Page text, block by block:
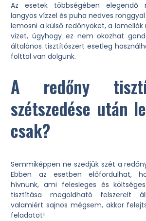
Az esetek többségében elegendő
langyos vízzel és puha nedves ronggyal
lemosni a külső redőnyöket, a lamellák
vizet, úgyhogy ez nem okozhat
általános tisztítószert esetleg
folttal van dolgunk.
A redőny
szétszedése után
csak?
Semmiképpen ne szedjük szét a
Ebben az esetben előfordulhat,
hívnunk, ami felesleges és
tisztítása megoldható felszerelt
valamiért sajnos mégsem, akkor
feladatot!